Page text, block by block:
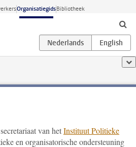
OrganisatiegidsBibliotheek
van hetInstituut Politieke
en organisatorische ondersteuning